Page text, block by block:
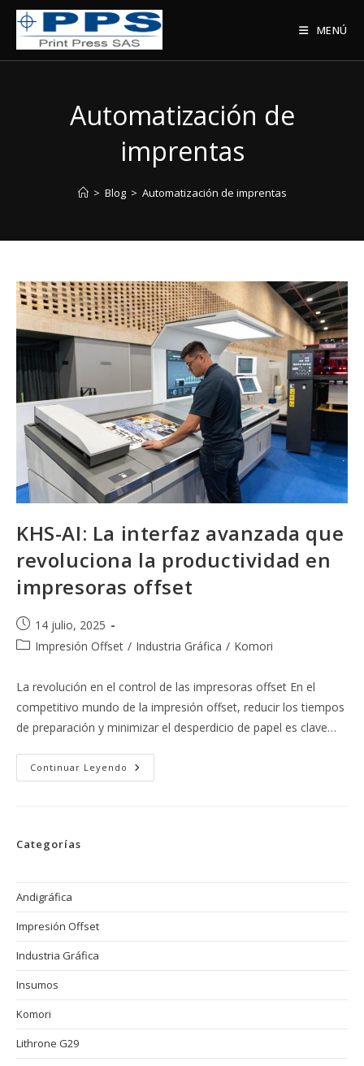
Saltar
contenido
MENÚ
Automatización de
imprentas
> Blog > Automatización de imprentas
KHS-AI: La interfaz avanzada que
revoluciona la productividad en
impresoras offset
Publicación
de
14 julio, 2025
Categoría
entrada:
Impresión Offset / Industria Gráfica / Komori
La revolución en el control de las impresoras offset En el
competitivo mundo de la impresión offset, reducir los tiempos
de preparación y minimizar el desperdicio de papel es clave…
Continuar Leyendo KHS-
AI:
Categorías
Andigráfica
Impresión Offset
Industria Gráfica
Insumos
Komori
Lithrone G29